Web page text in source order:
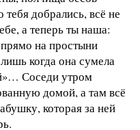
добрались, всё не
а теперь ты наша:
на простыни
когда она сумела
Соседи утром
домой, а там всё
которая за ней